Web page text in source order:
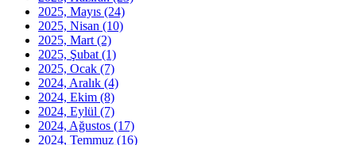
2025, Mayıs (24)
2025, Nisan (10)
2025, Mart (2)
2025, Şubat (1)
2025, Ocak (7)
2024, Aralık (4)
2024, Ekim (8)
2024, Eylül (7)
2024, Ağustos (17)
2024, Temmuz (16)